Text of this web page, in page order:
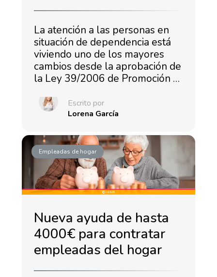
La atención a las personas en
situación de dependencia está
viviendo uno de los mayores
cambios desde la aprobación de
la Ley 39/2006 de Promoción …
Escrito por
Lorena García
Empleadas de hogar
Nueva ayuda de hasta
4000€ para contratar
empleadas del hogar